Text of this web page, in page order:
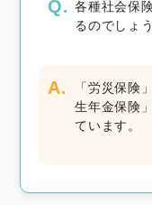
Q. 各種社会保
るのでしょ
A.
「労災保険
生年金保険
ています。